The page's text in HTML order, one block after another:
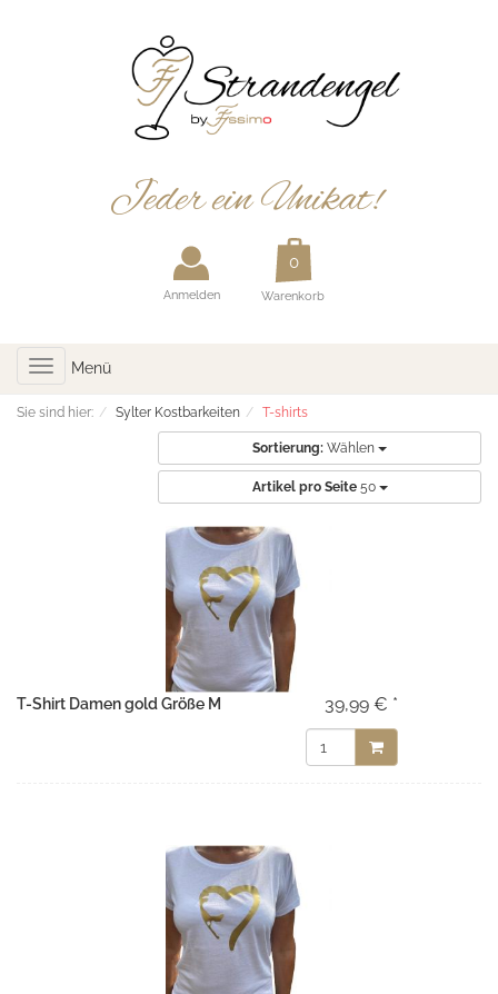
Anmelden Warenkorb
Toggle
navigation
Menü
Sie sind hier: Sylter Kostbarkeiten T-shirts
Sortierung: Wählen
Artikel pro Seite 50
T-Shirt Damen gold Größe M 39,99 € *